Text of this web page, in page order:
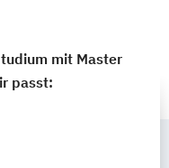
mit Master
passt: